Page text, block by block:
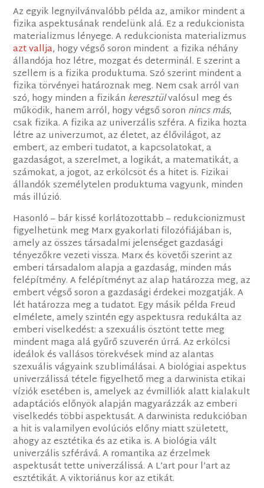
Az egyik legnyilvánvalóbb példa az, amikor mindent a
fizika aspektusának rendelünk alá. Ez a redukcionista
materializmus lényege. A redukcionista materializmus
azt vallja, hogy végső soron mindent a fizika néhány
állandója hoz létre, mozgat és determinál. E szerint a
szellem is a fizika produktuma. Szó szerint mindent a
fizika törvényei határoznak meg. Nem csak arról van
szó, hogy minden a fizikán keresztülvalósul meg és
működik, hanem arról, hogy végső soron nincs más,
csak fizika. A fizika az univerzális szféra. A fizika hozta
létre az univerzumot, az életet, az élővilágot, az
embert, az emberi tudatot, a kapcsolatokat, a
gazdaságot, a szerelmet, a logikát, a matematikát, a
számokat, a jogot, az erkölcsöt és a hitet is. Fizikai
állandók személytelen produktuma vagyunk, minden
más illúzió.
Hasonló – bár kissé korlátozottabb – redukcionizmust
figyelhetünk meg Marx gyakorlati filozófiájában is,
amely az összes társadalmi jelenséget gazdasági
tényezőkre vezeti vissza. Marx és követői szerint az
emberi társadalom alapja a gazdaság, minden más
felépítmény. A felépítményt az alap határozza meg, az
embert végső soron a gazdasági érdekei mozgatják. A
lét határozza meg a tudatot. Egy másik példa Freud
elmélete, amely szintén egy aspektusra redukálta az
emberi viselkedést: a szexuális ösztönt tette meg
mindent maga alá gyűrő szuverén úrrá. Az erkölcsi
ideálok és vallásos törekvések mind az alantas
szexuális vágyaink szublimálásai. A biológiai aspektus
univerzálissá tétele figyelhető meg a darwinista etikai
víziók esetében is, amelyek az évmilliók alatt kialakult
adaptációs előnyök alapján magyarázzák az emberi
viselkedés többi aspektusát. A darwinista redukcióban
a hit is valamilyen evolúciós előny miatt született,
ahogy az esztétika és az etika is. A biológia vált
univerzális szférává. A romantika az érzelmek
aspektusát tette univerzálissá. A L’art pour l’art az
esztétikát. A viktoriánus kor az etikát.